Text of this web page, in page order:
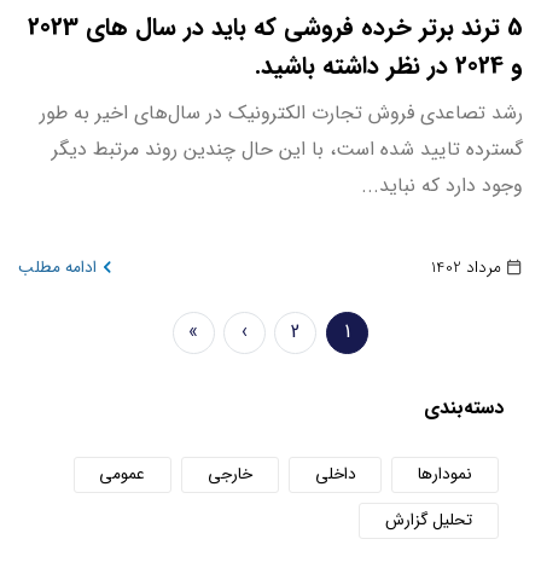
5 ترند برتر خرده فروشی که باید در سال های 2023
و 2024 در نظر داشته باشید.
رشد تصاعدی فروش تجارت الکترونیک در سال‌های اخیر به طور
گسترده تایید شده است، با این حال چندین روند مرتبط دیگر
وجود دارد که نباید...
مرداد 1402 ادامه مطلب
صفحه1
Page2
Next›
Last»
دسته‌بندی
نمودارها داخلی خارجی
عمومی
تحلیل گزارش